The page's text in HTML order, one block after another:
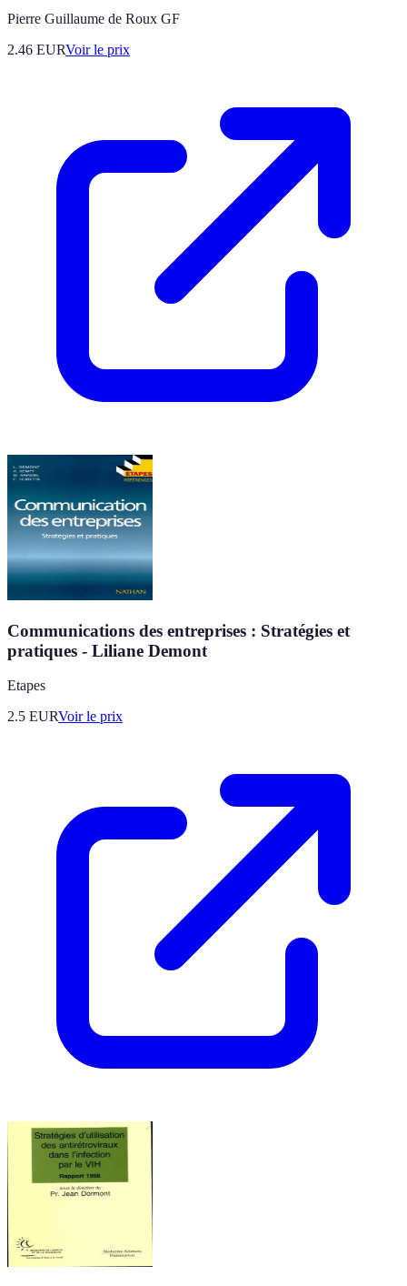
Pierre Guillaume de Roux GF
2.46 EURVoir le prix
Communications des entreprises : Stratégies et
pratiques - Liliane Demont
Etapes
2.5 EURVoir le prix